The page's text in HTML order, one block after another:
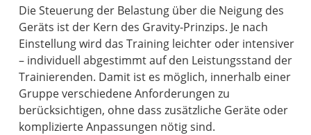
Die Steuerung der Belastung über die Neigung des
Geräts ist der Kern des Gravity-Prinzips. Je nach
Einstellung wird das Training leichter oder intensiver
– individuell abgestimmt auf den Leistungsstand der
Trainierenden. Damit ist es möglich, innerhalb einer
Gruppe verschiedene Anforderungen zu
berücksichtigen, ohne dass zusätzliche Geräte oder
komplizierte Anpassungen nötig sind.